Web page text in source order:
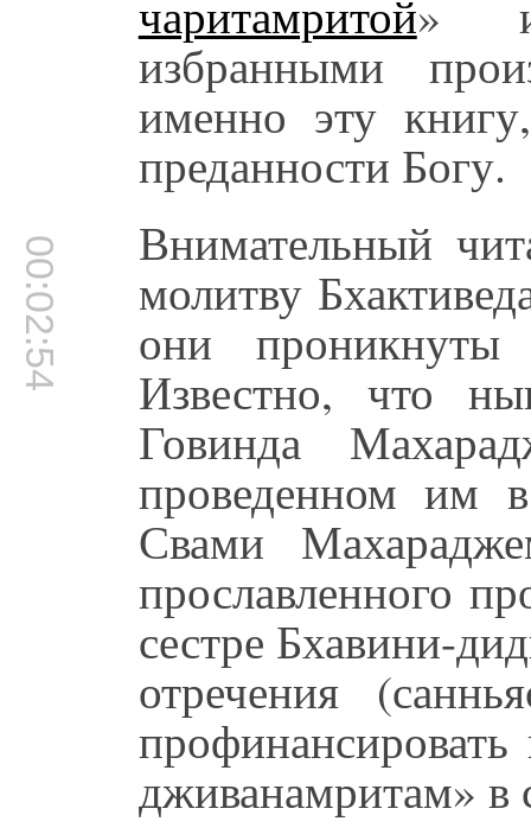
чаритамритой» и
избранными
именно эту
преданности Богу.
00:02:54 Внимательный
молитву
они
Известно, что
Говинда
проведенном им
Свами
прославленного
сестре Бхавини-
отречения
дживанамритам» в